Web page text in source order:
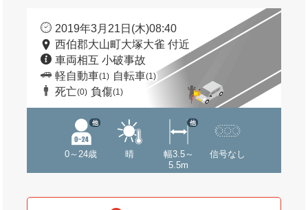
2019年3月21日(木)08:40
西伯郡大山町大塚大雀 付近
車両相互 小破事故
軽自動車(1) 自転車(1)
死亡(0) 負傷(1)
0～24歳
他
晴
幅3.5～
5.5m
他
信号なし